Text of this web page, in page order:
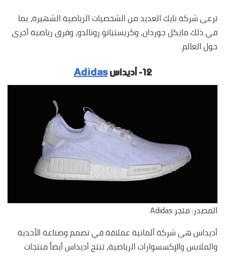
ترعى شركة نايك العديد من الشخصيات الرياضية الشهيرة، بما
في ذلك مايكل جوردان، وكريستيانو رونالدو، وفرق رياضية أخرى
حول العالم.
١٢- أديداس Adidas
المصدر: متجر Adidas
أديداس هى شركة ألمانية عملاقة في تصمم وصناعة الأحذية
والملابس والإكسسوارات الرياضية، تنتج أديداس أيضاً منتجات